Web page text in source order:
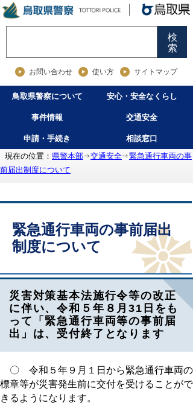
検
索
お問い合わせ 使い方 サイトマップ
鳥取県警察について 安心・安全なくらし
事件情報 交通安全
申請・手続き
相談窓口
現在の位置： 県警本部 交通安全
緊急通行車両の事
前届出制度について
緊急通行車両の事前届出
制度について
災害対策基本法施行令等の改正
に伴い、令和５年８月31日をも
って「緊急通行車両等の事前届
出」は、受付終了となります
〇 令和５年９月１日から緊急通行車両の
標章等が災害発生前に交付を受けることがで
きるようになります。